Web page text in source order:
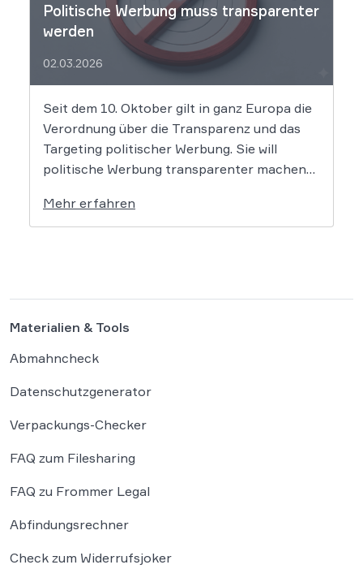
Politische Werbung muss transparenter
werden
02.03.2026
Seit dem 10. Oktober gilt in ganz Europa die
Verordnung über die Transparenz und das
Targeting politischer Werbung. Sie will
politische Werbung transparenter machen
sensibler Daten. Die Regierung will die
Verordnung in Deutschland nun ergänzen.
Mehr erfahren
Materialien & Tools
Abmahncheck
Datenschutzgenerator
Verpackungs-Checker
FAQ zum Filesharing
FAQ zu Frommer Legal
Abfindungsrechner
Check zum Widerrufsjoker